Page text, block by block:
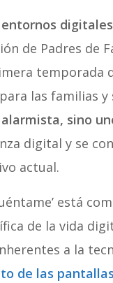
entornos digitales
de Padres de
temporada
las familias
sino
digital y se
actual.
está
de la vida
a la
de las